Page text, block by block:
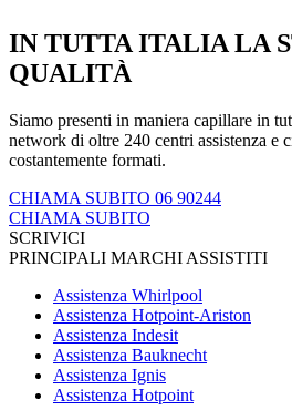
IN TUTTA ITALIA LA
QUALITÀ
Siamo presenti in maniera capillare in
network di oltre 240 centri assistenza e
costantemente formati.
CHIAMA SUBITO 06 90244
CHIAMA SUBITO
SCRIVICI
PRINCIPALI MARCHI ASSISTITI
Assistenza Whirlpool
Assistenza Hotpoint-Ariston
Assistenza Indesit
Assistenza Bauknecht
Assistenza Ignis
Assistenza Hotpoint